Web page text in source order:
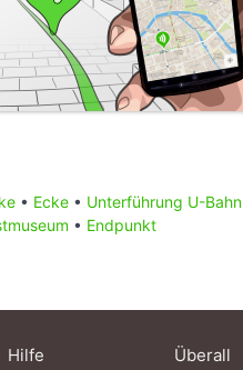
• Ecke • Unterführung U-Bahn
• Endpunkt
Hilfe Überall